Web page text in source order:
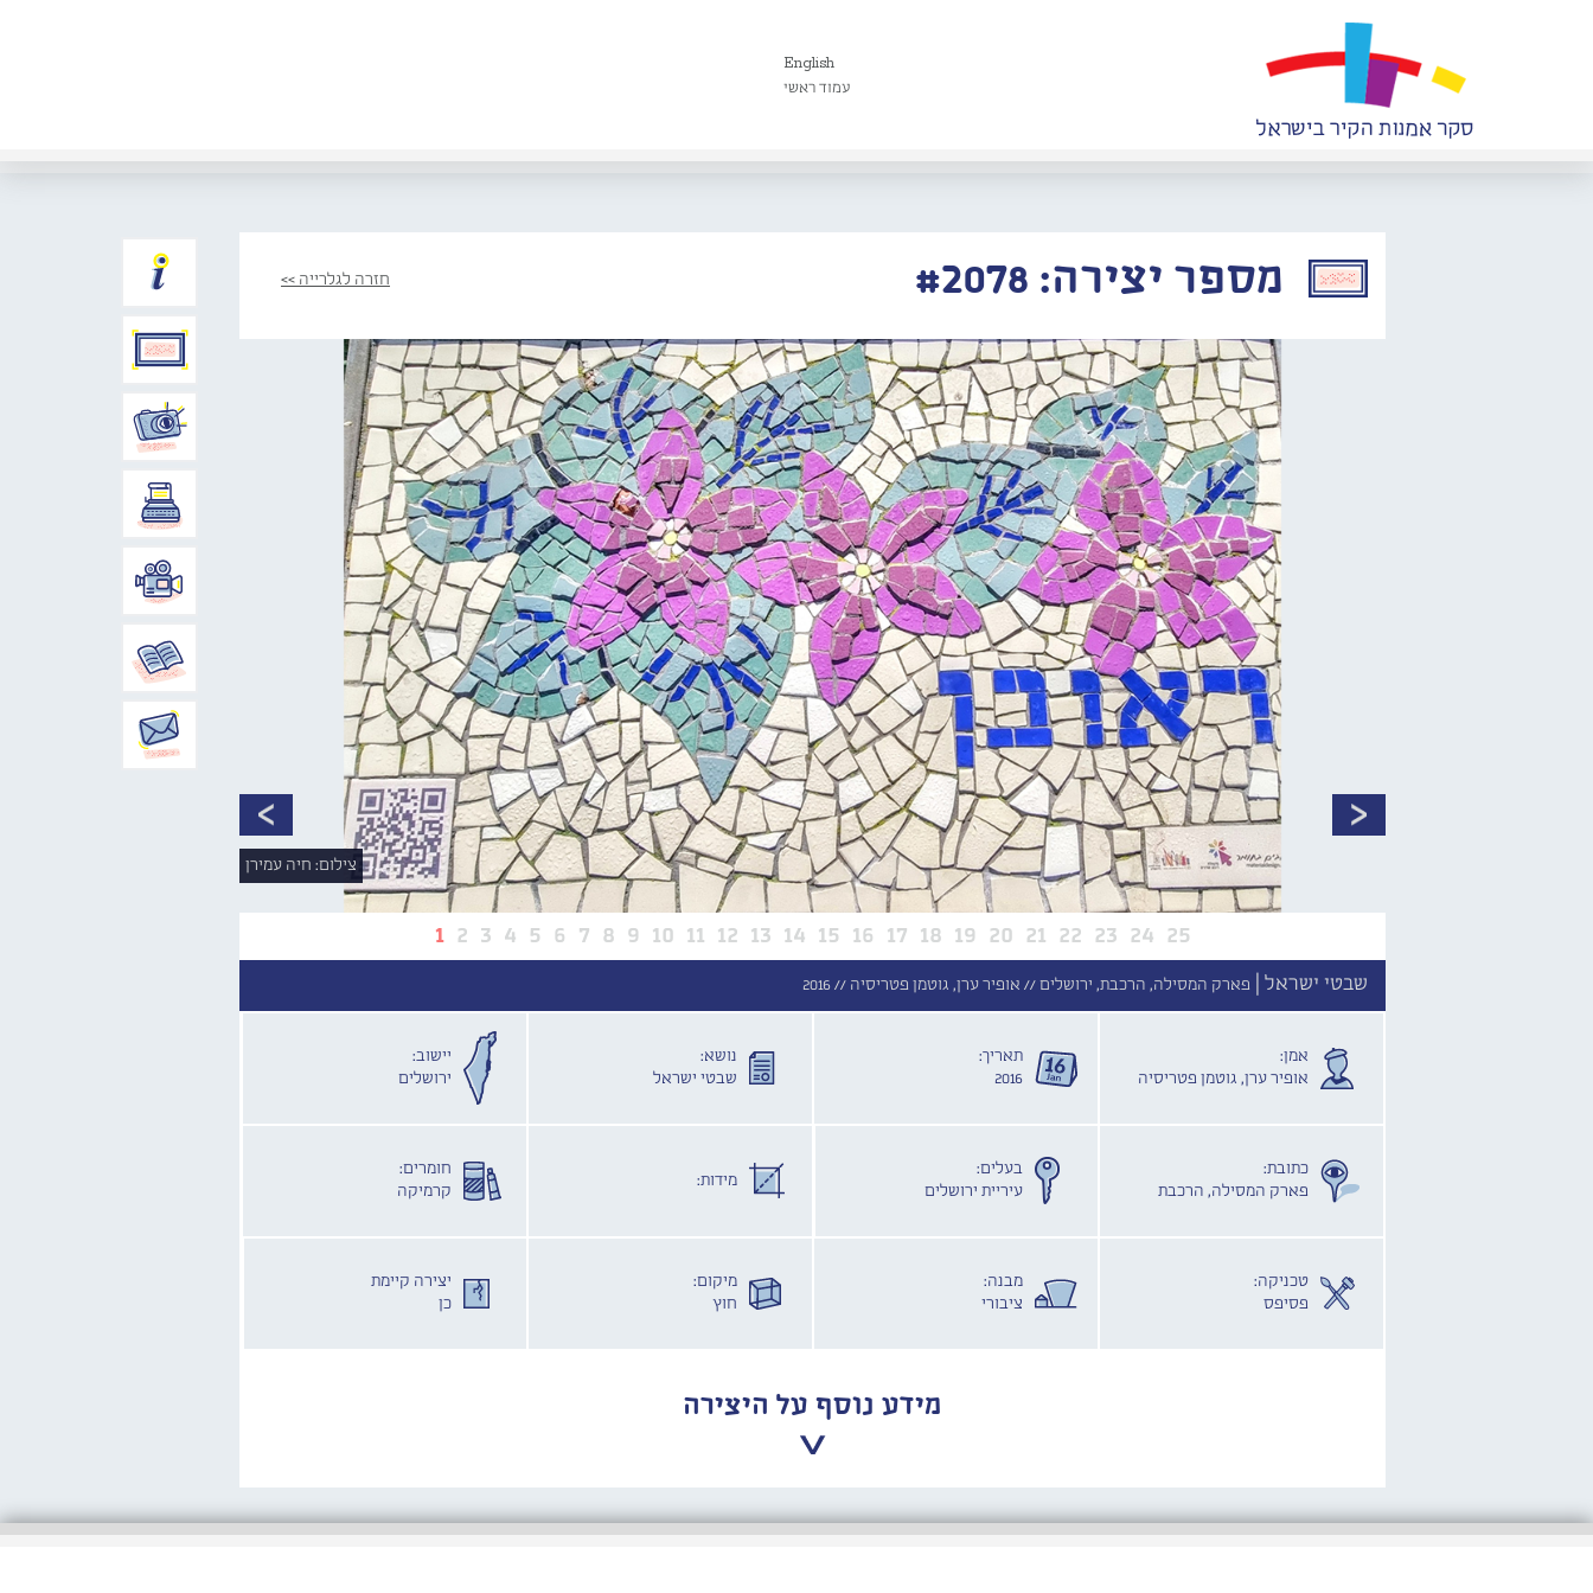
English
עמוד ראשי
מספר יצירה: #2078 חזרה לגלרייה >>
1 2 3 4 5 6 7 8 9 10 11 12 13 14 15 16 17 18 19 20 21 22 23 24 25
צילום: חיה עמירן
שבטי ישראל | פארק המסילה, הרכבת, ירושלים // אופיר ערן, גוטמן פטריסיה //2016
אמן:
אופיר ערן, גוטמן פטריסיה
תאריך:
2016
נושא:
שבטי ישראל
יישוב:
ירושלים
כתובת:
פארק המסילה, הרכבת
בעלים:
עיריית ירושלים
מידות:
חומרים:
קרמיקה
טכניקה:
פסיפס
מבנה:
ציבורי
מיקום:
חוץ
יצירה קיימת
כן
מידע נוסף על היצירה